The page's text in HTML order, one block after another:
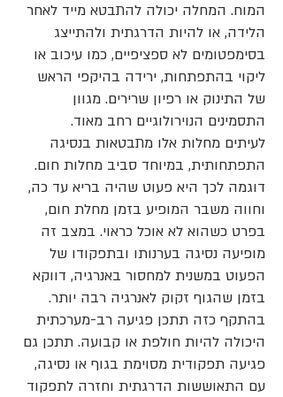
המוח. המחלה יכולה להתבטא מייד לאחר
הלידה, או להיות הדרגתית ולהתייצג
בסימפטומים לא ספציפיים, כמו עיכוב או
ליקוי בהתפתחות, ירידה בהיקפי הראש
של התינוק או רפיון שרירים. מגוון
התסמינים הנוירולוגיים רחב מאוד.
לעיתים מחלות אלו מתבטאות בנסיגה
התפתחותית, במיוחד סביב מחלות חום.
דוגמה לכך היא פעוט שהיה בריא עד כה,
וחווה משבר המופיע בזמן מחלת חום,
בפרט כשהוא לא אוכל כראוי. במצב זה
מופיעה נסיגה בערנותו ובתפקודו של
הפעוט במשנית למחסור באנרגיה, דווקא
בזמן שהגוף זקוק לאנרגיה רבה יותר.
בהתקף כזה תתכן פגיעה רב-מערכתית
היכולה להיות חולפת או קבועה. תתכן גם
פגיעה תפקודית מסוימת בגוף או נסיגה,
עם התאוששות הדרגתית וחזרה לתפקוד